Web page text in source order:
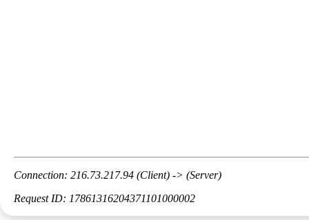
Connection: 216.73.217.94 (Client) -> (Server)
Request ID: 17861316204371101000002